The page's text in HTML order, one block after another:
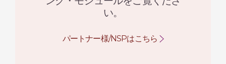
い。
パートナー様/NSPはこちら